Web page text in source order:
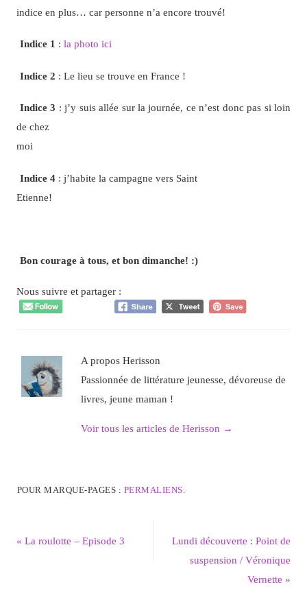
indice en plus… car personne n’a encore trouvé!
Indice 1 : la photo ici
Indice 2 : Le lieu se trouve en France !
Indice 3 : j’y suis allée sur la journée, ce n’est donc pas si loin
de chez
moi
Indice 4: j’habite la campagne vers Saint
Etienne!
Bon courage à tous, et bon dimanche! :)
Nous suivre et partager :
A propos Herisson
Passionnée de littérature jeunesse, dévoreuse de
livres, jeune maman !
Voir tous les articles de Herisson →
POUR MARQUE-PAGES : PERMALIENS.
« La roulotte – Episode 3
Lundi découverte : Point de
suspension / Véronique
Vernette»